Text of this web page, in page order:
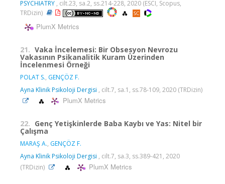
PSYCHIATRY , cilt.23, sa.2, ss.214-228, 2020 (ESCI, Scopus,
TRDizin)
PlumX Metrics
21. Vaka İncelemesi: Bir Obsesyon Nevrozu
Vakasının Psikanalitik Kuram Üzerinden
İncelenmesi Örneği
POLAT S., GENÇÖZ F.
Ayna Klinik Psikoloji Dergisi , cilt.7, sa.1, ss.78-109, 2020 (TRDizin)
PlumX Metrics
22. Genç Yetişkinlerde Baba Kaybı ve Yas: Nitel bir
Çalışma
MARAŞ A., GENÇÖZ F.
Ayna Klinik Psikoloji Dergisi , cilt.7, sa.3, ss.389-421, 2020
(TRDizin)
PlumX Metrics